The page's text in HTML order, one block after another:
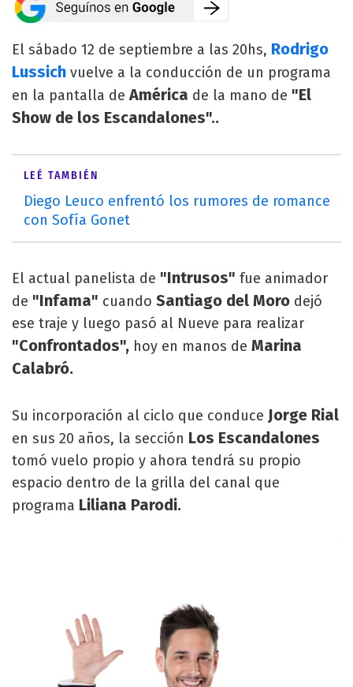
El sábado 12 de septiembre a las 20hs, Rodrigo
Lussich vuelve a la conducción de un programa
en la pantalla de América de la mano de "El
Show de los Escandalones"..
LEÉ TAMBIÉN
Diego Leuco enfrentó los rumores de romance
con Sofía Gonet
El actual panelista de "Intrusos" fue animador
de "Infama" cuando Santiago del Moro dejó
ese traje y luego pasó al Nueve para realizar
"Confrontados", hoy en manos de Marina
Calabró.
Su incorporación al ciclo que conduce Jorge Rial
en sus 20 años, la sección Los Escandalones
tomó vuelo propio y ahora tendrá su propio
espacio dentro de la grilla del canal que
programa Liliana Parodi.